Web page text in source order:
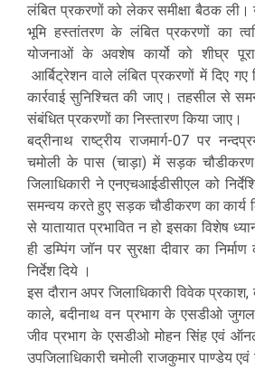
लंबित प्रकरणों को लेकर समीक्षा बैठक ली।
भूमि हस्तांतरण के लंबित प्रकरणों का
योजनाओं के अवशेष कार्यो को शीघ्र
आर्बिट्रेशन वाले लंबित प्रकरणों में दिए गए
कार्रवाई सुनिश्चित की जाए। तहसील से
संबंधित प्रकरणों का निस्तारण किया जाए।
बद्रीनाथ राष्ट्रीय राजमार्ग-07 पर
चमोली के पास (चाड़ा) में सड़क
जिलाधिकारी ने एनएचआईडीसीएल को
समन्वय करते हुए सड़क चौडीकरण का कार्य
से यातायात प्रभावित न हो इसका विशेष
ही डम्पिंग जॉन पर सुरक्षा दीवार का
निर्देश दिये ।
इस दौरान अपर जिलाधिकारी विवेक
काले, बदीनाथ वन प्रभाग के एसडीओ जुगल
जीव प्रभाग के एसडीओ मोहन सिंह एवं
उपजिलाधिकारी चमोली राजकुमार पाण्डेय